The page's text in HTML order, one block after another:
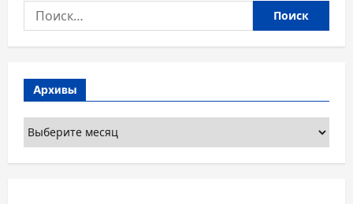
Найти:
Архивы
Архивы